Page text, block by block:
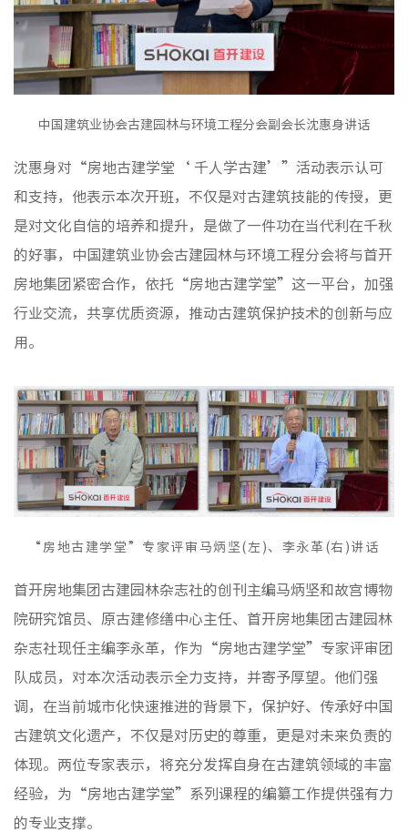
中国建筑业协会古建园林与环境工程分会副会长沈惠身讲话
沈惠身对“房地古建学堂‘ 千人学古建’”活动表示认可
和支持，他表示本次开班，不仅是对古建筑技能的传授，更
是对文化自信的培养和提升，是做了一件功在当代利在千秋
的好事，中国建筑业协会古建园林与环境工程分会将与首开
房地集团紧密合作，依托“房地古建学堂”这一平台，加强
行业交流，共享优质资源，推动古建筑保护技术的创新与应
用。
“房地古建学堂”专家评审马炳坚(左)、李永革(右)讲话
首开房地集团古建园林杂志社的创刊主编马炳坚和故宫博物
院研究馆员、原古建修缮中心主任、首开房地集团古建园林
杂志社现任主编李永革，作为“房地古建学堂”专家评审团
队成员，对本次活动表示全力支持，并寄予厚望。他们强
调，在当前城市化快速推进的背景下，保护好、传承好中国
古建筑文化遗产，不仅是对历史的尊重，更是对未来负责的
体现。两位专家表示，将充分发挥自身在古建筑领域的丰富
经验，为“房地古建学堂”系列课程的编纂工作提供强有力
的专业支撑。